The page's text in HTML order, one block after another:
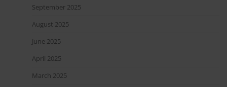
September 2025
August 2025
June 2025
April 2025
March 2025